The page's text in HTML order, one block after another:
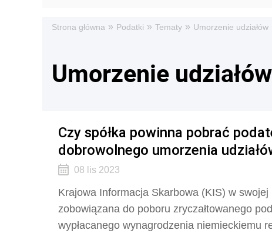
Strona główna » Podatki » Tematy » Umorzenie udziałów
Umorzenie udziałów
Czy spółka powinna pobrać
dobrowolnego umorzenia
08 lis 2023
Krajowa Informacja Skarbowa (KIS) w swojej
zobowiązana do poboru zryczałtowanego
wypłacanego wynagrodzenia niemieckiemu